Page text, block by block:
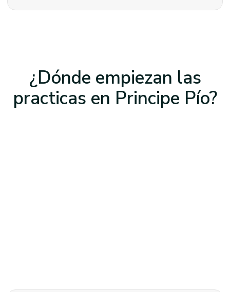
¿Dónde empiezan las
practicas en Principe Pío?